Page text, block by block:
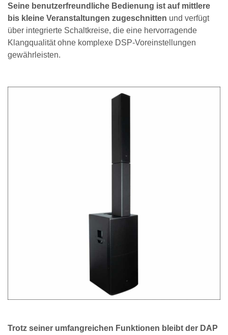
Seine benutzerfreundliche Bedienung ist auf mittlere
bis kleine Veranstaltungen zugeschnitten und verfügt
über integrierte Schaltkreise, die eine hervorragende
Klangqualität ohne komplexe DSP-Voreinstellungen
gewährleisten.
Trotz seiner umfangreichen Funktionen bleibt der DAP